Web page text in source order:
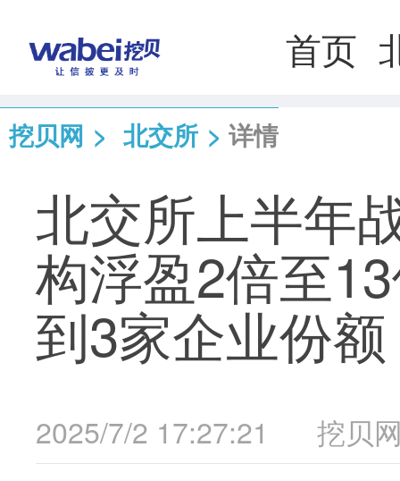
首页
挖贝网 > 北交所 > 详情
北交所上半年
构浮盈2倍至
到3家企业份额
2025/7/2 17:27:21 挖贝